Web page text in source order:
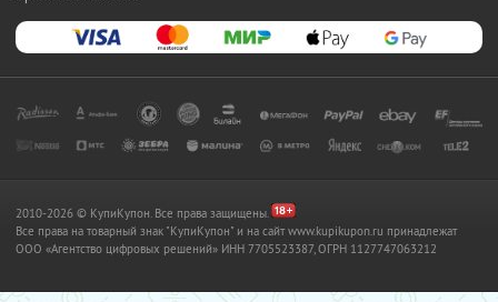
2010-2026 © КупиКупон. Все права защищены.
Все права на товарный знак "КупиКупон" и на сайт www.kupikupon.ru принадлежат
OOO «Агентство цифровых решений» ИНН 7705523387, ОГРН 1127747063212